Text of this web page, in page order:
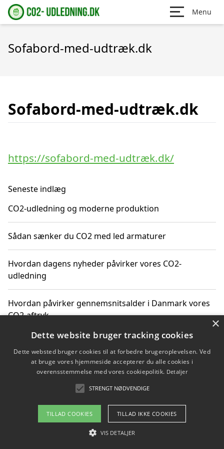
Menu
Sofabord-med-udtræk.dk
Sofabord-med-udtræk.dk
https://sofabord-med-udtræk.dk/
Seneste indlæg
CO2-udledning og moderne produktion
Sådan sænker du CO2 med led armaturer
Hvordan dagens nyheder påvirker vores CO2-
udledning
Hvordan påvirker gennemsnitsalder i Danmark vores
CO2-aftryk
Hvordan nyheder om CO2-udledning påvirker vores
hverdag
Om / kontakt
Blog Betingelser
×
Dette website bruger tracking cookies
Dette websted bruger cookies til at forbedre brugeroplevelsen. Ved
at bruge vores hjemmeside accepterer du alle cookies i
overensstemmelse med vores cookiepolitik. Detaljer
STRENGT NØDVENDIGE
TILLAD COOKIES TILLAD IKKE COOKIES
VIS DETALJER